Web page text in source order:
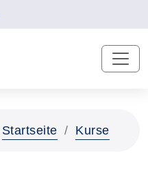
Startseite Kurse